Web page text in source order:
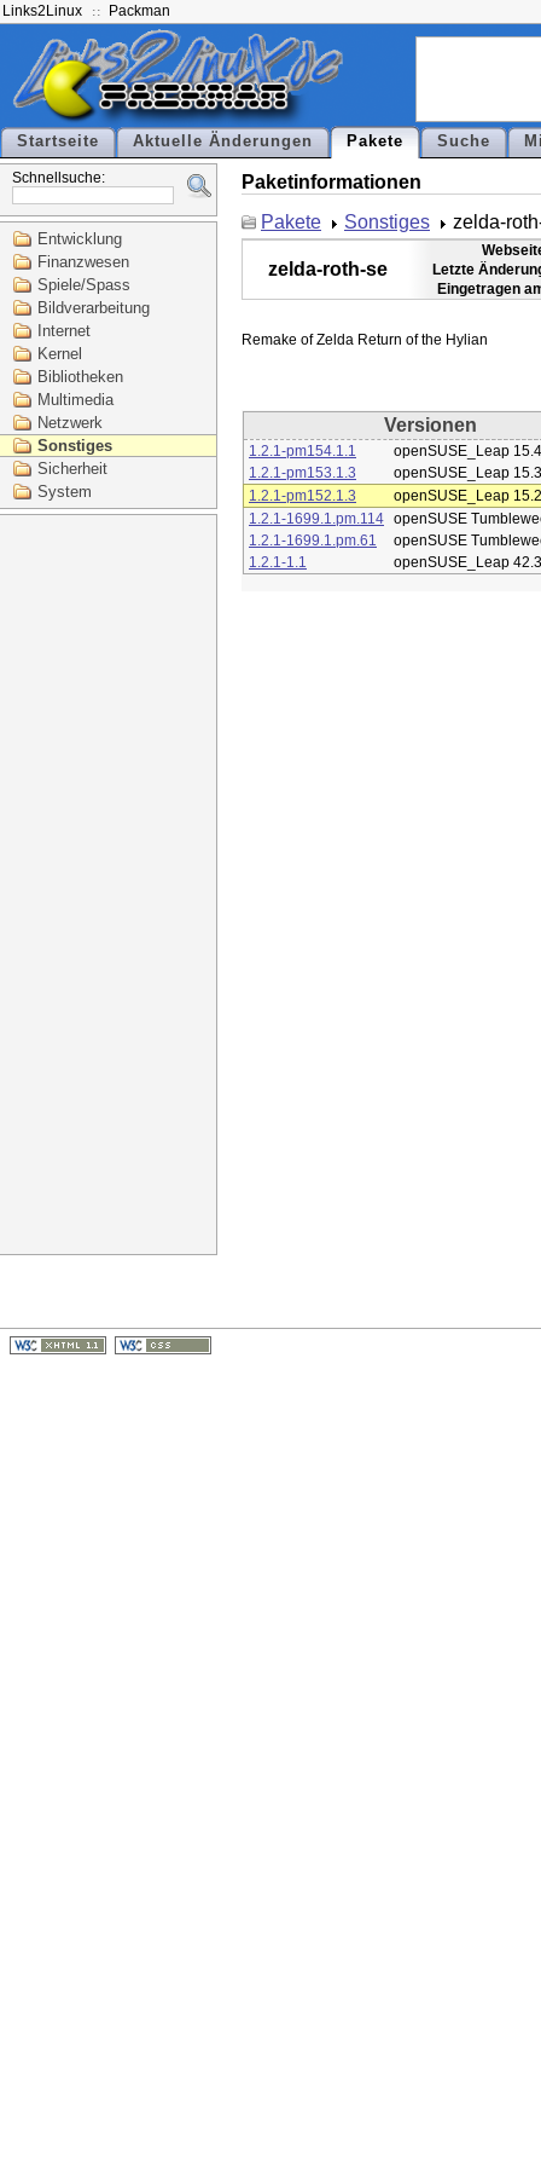
Links2Linux Packman
Startseite Aktuelle Änderungen Pakete Suche
Schnellsuche:
Entwicklung
Finanzwesen
Spiele/Spass
Bildverarbeitung
Internet
Kernel
Bibliotheken
Multimedia
Netzwerk
Sonstiges
Sicherheit
System
Paketinformationen
Pakete
Sonstiges zelda-
zelda-roth-se
Letzte
Eingetragen
Versionen
1.2.1-pm154.1.1
openSUSE_Leap 15.4
1.2.1-pm153.1.3
openSUSE_Leap 15.3
1.2.1-pm152.1.3
openSUSE_Leap 15.2
1.2.1-1699.1.pm.114 openSUSE
1.2.1-1699.1.pm.61
openSUSE
1.2.1-1.1
openSUSE_Leap 42.3